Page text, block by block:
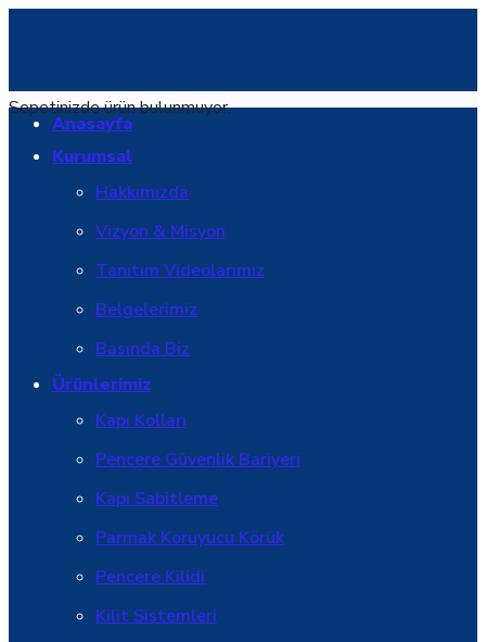
Sepetinizde ürün bulunmuyor.
Anasayfa
Kurumsal
Hakkımızda
Vizyon & Misyon
Tanıtım Videolarımız
Belgelerimiz
Basında Biz
Ürünlerimiz
Kapı Kolları
Pencere Güvenlik Bariyeri
Kapı Sabitleme
Parmak Koruyucu Körük
Pencere Kilidi
Kilit Sistemleri